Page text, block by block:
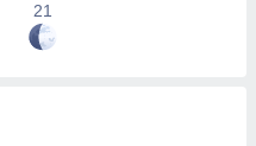
21